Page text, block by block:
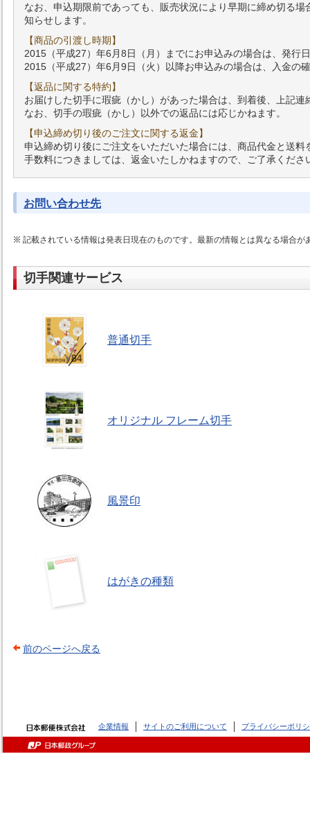
なお、申込期限前であっても、販売状況により早期に締め切る
知らせします。
【商品の引渡し時期】
2015（平成27）年6月8日（月）までにお申込みの場合は、発行
2015（平成27）年6月9日（火）以降お申込みの場合は、入金の
【返品に関する特約】
お届けした切手に瑕疵（かし）があった場合は、到着後、上記連
なお、切手の瑕疵（かし）以外での返品には応じかねます。
【申込締め切り後のご注文に関する返金】
申込締め切り後にご注文をいただいた場合には、商品代金と送
手数料につきましては、返金いたしかねますので、ご了承くださ
お問い合わせ先
記載されている情報は発表日現在のものです。最新の情報とは異なる場合が
切手関連サービス
普通切手
オリジナル フレーム切手
風景印
はがきの種類
前のページへ戻る
企業情報 サイトのご利用について プライバシーポリ